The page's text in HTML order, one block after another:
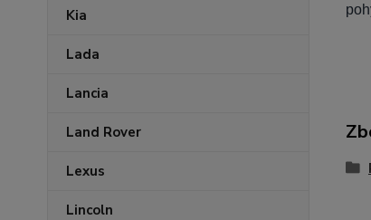
Kia
Lada
Lancia
Land Rover
Lexus
Lincoln